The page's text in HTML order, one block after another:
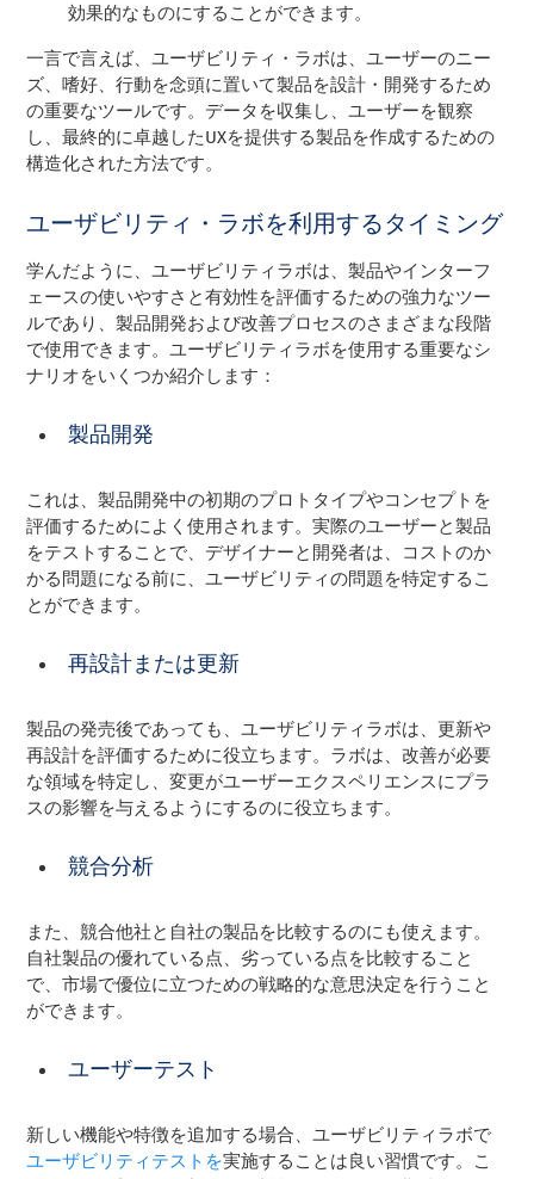
効果的なものにすることができます。
一言で言えば、ユーザビリティ・ラボは、ユーザーのニー
ズ、嗜好、行動を念頭に置いて製品を設計・開発するため
の重要なツールです。データを収集し、ユーザーを観察
し、最終的に卓越したUXを提供する製品を作成するための
構造化された方法です。
ユーザビリティ・ラボを利用するタイミング
学んだように、ユーザビリティラボは、製品やインターフ
ェースの使いやすさと有効性を評価するための強力なツー
ルであり、製品開発および改善プロセスのさまざまな段階
で使用できます。ユーザビリティラボを使用する重要なシ
ナリオをいくつか紹介します：
製品開発
これは、製品開発中の初期のプロトタイプやコンセプトを
評価するためによく使用されます。実際のユーザーと製品
をテストすることで、デザイナーと開発者は、コストのか
かる問題になる前に、ユーザビリティの問題を特定するこ
とができます。
再設計または更新
製品の発売後であっても、ユーザビリティラボは、更新や
再設計を評価するために役立ちます。ラボは、改善が必要
な領域を特定し、変更がユーザーエクスペリエンスにプラ
スの影響を与えるようにするのに役立ちます。
競合分析
また、競合他社と自社の製品を比較するのにも使えます。
自社製品の優れている点、劣っている点を比較すること
で、市場で優位に立つための戦略的な意思決定を行うこと
ができます。
ユーザーテスト
新しい機能や特徴を追加する場合、ユーザビリティラボで
ユーザビリティテストを実施することは良い習慣です。こ